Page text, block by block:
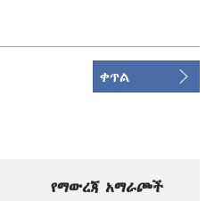
ቀጥል
የማውረጃ አማራጮች